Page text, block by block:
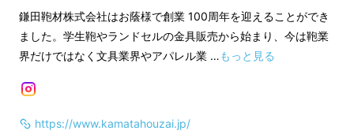
り変更になる場合が御座います。予め
ご了承ください。
※材料供給状況や製造工程の都合によ
す。
り。
ご了承ください。
※材料供給状況や製
り、出荷日が遅れ
鎌田鞄材株式会社はお蔭様で創業 100周年を迎えることができ
ました。学生鞄やランドセルの金具販売から始まり、今は鞄業
界だけではなく文具業界やアパレル業 …もっと見る
https://www.kamatahouzai.jp/